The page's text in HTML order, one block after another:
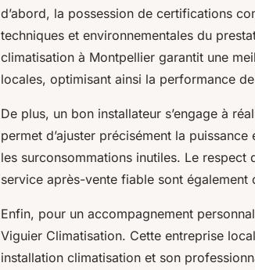
d’abord, la possession de certifications
techniques et environnementales du
climatisation à Montpellier garantit une
locales, optimisant ainsi la performance de
De plus, un bon installateur s’engage à
permet d’ajuster précisément la
les surconsommations inutiles. Le respect
service après-vente fiable sont également
Enfin, pour un accompagnement
Viguier Climatisation. Cette entreprise
installation climatisation et son